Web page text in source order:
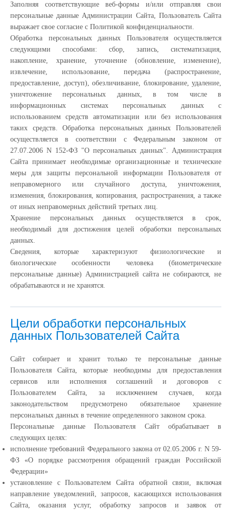
Заполняя соответствующие веб-формы и/или отправляя свои
персональные данные Администрации Сайта, Пользователь Сайта
выражает свое согласие с Политикой конфиденциальности.
Обработка персональных данных Пользователя осуществляется
следующими способами: сбор, запись, систематизация,
накопление, хранение, уточнение (обновление, изменение),
извлечение, использование, передача (распространение,
предоставление, доступ), обезличивание, блокирование, удаление,
уничтожение персональных данных, в том числе в
информационных системах персональных данных с
использованием средств автоматизации или без использования
таких средств. Обработка персональных данных Пользователей
осуществляется в соответствии с Федеральным законом от
27.07.2006 N 152-ФЗ "О персональных данных". Администрация
Сайта принимает необходимые организационные и технические
меры для защиты персональной информации Пользователя от
неправомерного или случайного доступа, уничтожения,
изменения, блокирования, копирования, распространения, а также
от иных неправомерных действий третьих лиц.
Хранение персональных данных осуществляется в срок,
необходимый для достижения целей обработки персональных
данных.
Сведения, которые характеризуют физиологические и
биологические особенности человека (биометрические
персональные данные) Администрацией сайта не собираются, не
обрабатываются и не хранятся.
Цели обработки персональных
данных Пользователей Сайта
Сайт собирает и хранит только те персональные данные
Пользователя Сайта, которые необходимы для предоставления
сервисов или исполнения соглашений и договоров с
Пользователем Сайта, за исключением случаев, когда
законодательством предусмотрено обязательное хранение
персональных данных в течение определенного законом срока.
Персональные данные Пользователя Сайт обрабатывает в
следующих целях:
исполнение требований Федерального закона от 02.05.2006 г. N 59-
ФЗ «О порядке рассмотрения обращений граждан Российской
Федерации»
установление с Пользователем Сайта обратной связи, включая
направление уведомлений, запросов, касающихся использования
Сайта, оказания услуг, обработку запросов и заявок от